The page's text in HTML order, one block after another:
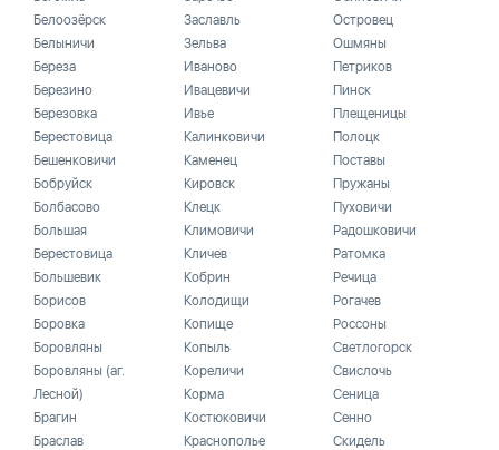
Белоозёрск
Белыничи
Береза
Березино
Березовка
Берестовица
Бешенковичи
Бобруйск
Болбасово
Большая
Берестовица
Большевик
Борисов
Боровка
Боровляны
Боровляны (аг.
Лесной)
Брагин
Браслав
Заславль
Зельва
Иваново
Ивацевичи
Ивье
Калинковичи
Каменец
Кировск
Клецк
Климовичи
Кличев
Кобрин
Колодищи
Копище
Копыль
Кореличи
Корма
Костюковичи
Краснополье
Островец
Ошмяны
Петриков
Пинск
Плещеницы
Полоцк
Поставы
Пружаны
Пуховичи
Радошковичи
Ратомка
Речица
Рогачев
Россоны
Светлогорск
Свислочь
Сеница
Сенно
Скидель